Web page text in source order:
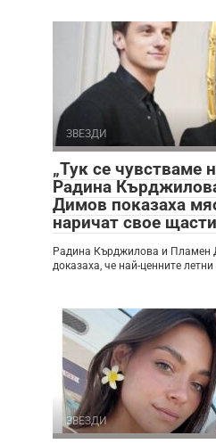
ЗВЕЗДИ
„Тук се чувстваме
Радина
Димов показаха
наричат свое
Радина Кърджилова и Пламен
доказаха, че най-ценните
ЗВЕЗДИ